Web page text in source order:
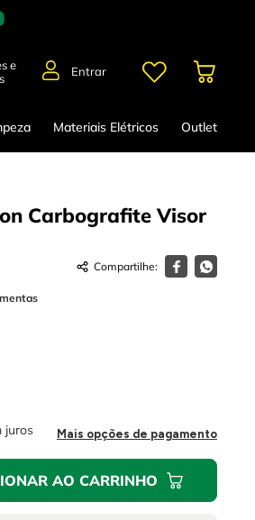
e
Entrar
Materiais Elétricos Outlet
Carbografite Visor
juros Mais opções de pagamento
AO CARRINHO